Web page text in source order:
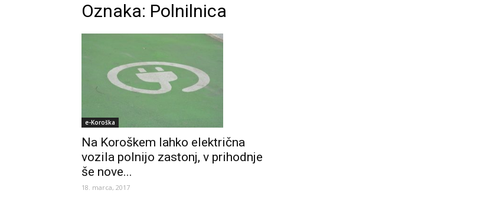
Oznaka: Polnilnica
e-Koroška
Na Koroškem lahko električna
vozila polnijo zastonj, v prihodnje
še nove...
18. marca, 2017